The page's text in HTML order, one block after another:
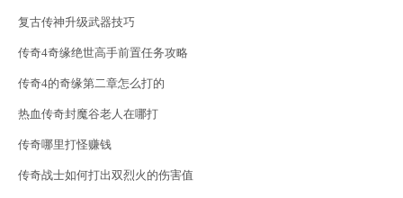
复古传神升级武器技巧
传奇4奇缘绝世高手前置任务攻略
传奇4的奇缘第二章怎么打的
热血传奇封魔谷老人在哪打
传奇哪里打怪赚钱
传奇战士如何打出双烈火的伤害值